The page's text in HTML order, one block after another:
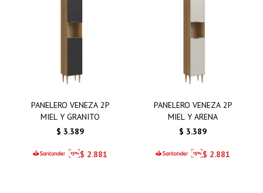
PANELERO VENEZA 2P
MIEL Y GRANITO
$ 3.389
$ 2.881
PANELERO VENEZA 2P
MIEL Y ARENA
$ 3.389
$ 2.881